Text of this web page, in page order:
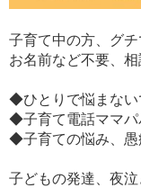
子育て中の方、グ
お名前など不要、
◆ひとりで悩まない
◆子育て電話ママパ
◆子育ての悩み、愚
子どもの発達、夜泣